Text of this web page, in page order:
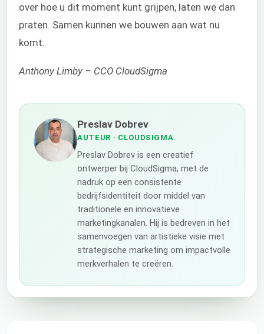
over hoe u dit moment kunt grijpen, laten we dan
praten. Samen kunnen we bouwen aan wat nu
komt.
Anthony Limby – CCO CloudSigma
Preslav Dobrev
AUTEUR · CLOUDSIGMA
Preslav Dobrev is een creatief
ontwerper bij CloudSigma, met de
nadruk op een consistente
bedrijfsidentiteit door middel van
traditionele en innovatieve
marketingkanalen. Hij is bedreven in het
samenvoegen van artistieke visie met
strategische marketing om impactvolle
merkverhalen te creëren.